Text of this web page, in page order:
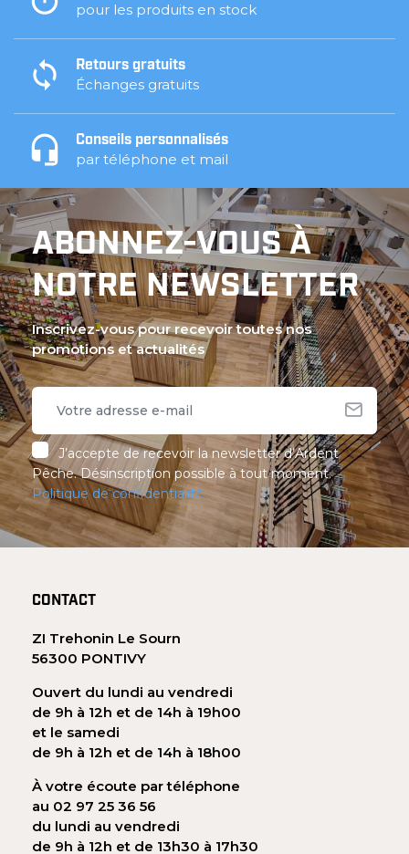
pour les produits en stock
Retours gratuits
Échanges gratuits
Conseils personnalisés
par téléphone et mail
ABONNEZ-VOUS À
NOTRE NEWSLETTER
Inscrivez-vous pour recevoir toutes nos
promotions et actualités
J’accepte de recevoir la newsletter d’Ardent
Pêche. Désinscription possible à tout moment.
Politique de confidentialité
CONTACT
ZI Trehonin Le Sourn
56300 PONTIVY
Ouvert du lundi au vendredi
de 9h à 12h et de 14h à 19h00
et le samedi
de 9h à 12h et de 14h à 18h00
À votre écoute par téléphone
au 02 97 25 36 56
du lundi au vendredi
de 9h à 12h et de 13h30 à 17h30